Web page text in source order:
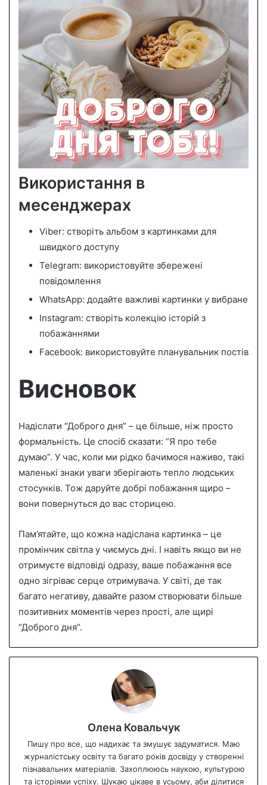
Використання в
месенджерах
Viber: створіть альбом з картинками для
швидкого доступу
Telegram: використовуйте збережені
повідомлення
WhatsApp: додайте важливі картинки у вибране
Instagram: створіть колекцію історій з
побажаннями
Facebook: використовуйте планувальник постів
Висновок
Надіслати “Доброго дня” – це більше, ніж просто
формальність. Це спосіб сказати: “Я про тебе
думаю”. У час, коли ми рідко бачимося наживо, такі
маленькі знаки уваги зберігають тепло людських
стосунків. Тож даруйте добрі побажання щиро –
вони повернуться до вас сторицею.
Пам’ятайте, що кожна надіслана картинка – це
промінчик світла у чиємусь дні. І навіть якщо ви не
отримуєте відповіді одразу, ваше побажання все
одно зігріває серце отримувача. У світі, де так
багато негативу, давайте разом створювати більше
позитивних моментів через прості, але щирі
“Доброго дня”.
Олена Ковальчук
Пишу про все, що надихає та змушує задуматися. Маю
журналістську освіту та багато років досвіду у створенні
пізнавальних матеріалів. Захоплююсь наукою, культурою
та історіями успіху. Шукаю цікаве в усьому, аби ділитися